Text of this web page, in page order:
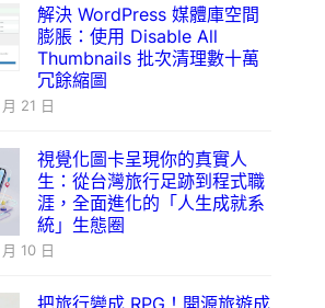
解決 WordPress 媒體庫空間
膨脹：使用 Disable All
Thumbnails 批次清理數十萬
冗餘縮圖
21 日
視覺化圖卡呈現你的真實人
生：從台灣旅行足跡到程式職
涯，全面進化的「人生成就系
統」生態圈
10 日